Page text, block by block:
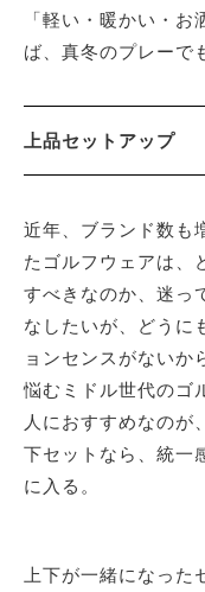
「軽い・暖かい・
ば、真冬のプレーで
上品セットアップ
近年、ブランド数も
たゴルフウェアは、
すべきなのか、迷っ
なしたいが、どうに
ョンセンスがないか
悩むミドル世代のゴ
人におすすめなのが
下セットなら、統一
に入る。
上下が一緒になった